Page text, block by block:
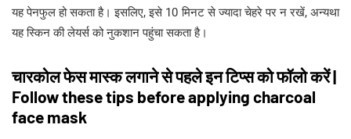
यह पेनफुल हो सकता है। इसलिए, इसे 10 मिनट से ज्यादा चेहरे पर न रखें, अन्यथा
यह स्किन की लेयर्स को नुकशान पहुंचा सकता है।
चारकोल फेस मास्क लगाने से पहले इन टिप्स को फॉलो करें |
Follow these tips before applying charcoal
face mask